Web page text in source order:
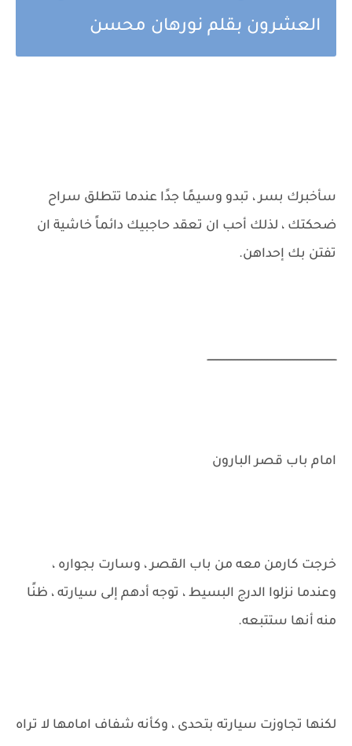
العشرون بقلم نورهان محسن
سأخبرك بسر ، تبدو وسيمًا جدًا عندما تتطلق سراح
ضحكتك ، لذلك أحب ان تعقد حاجبيك دائماً خاشية ان
تفتن بك إحداهن.
ــــــــــــــــــــــــــــــــــــــــــــــــــــــــــــــــــــــــــــــــــ
امام باب قصر البارون
خرجت كارمن معه من باب القصر ، وسارت بجواره ،
وعندما نزلوا الدرج البسيط ، توجه أدهم إلى سيارته ، ظنًا
منه أنها ستتبعه.
لكنها تجاوزت سيارته بتحدى ، وكأنه شفاف امامها لا تراه